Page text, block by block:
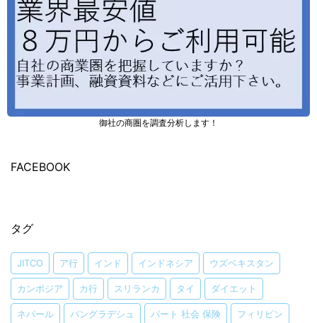
御社の商圏を調査分析します！
FACEBOOK
タグ
JITCO ア行 インド インドネシア ウズベキスタン
カンボジア カ行 スリランカ タイ ダイエット
ネパール バングラデシュ パート 社会 保険 フィリピン